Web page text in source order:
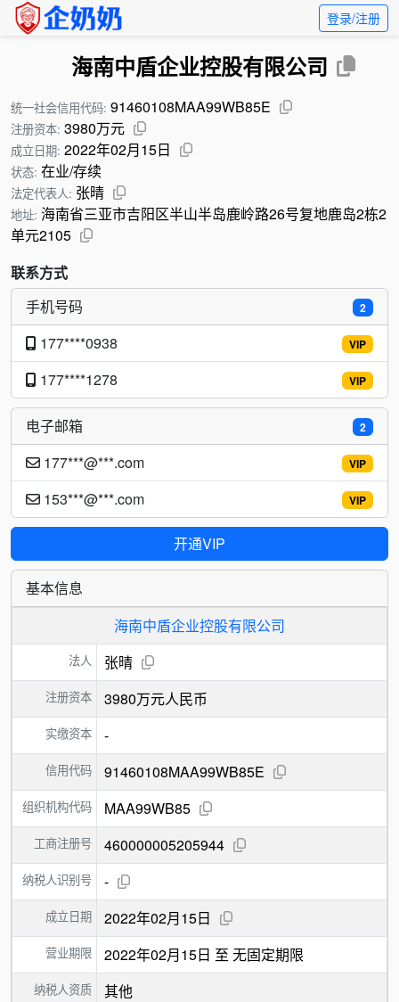
登录/注册
海南中盾企业控股有限公司
统一社会信用代码: 91460108MAA99WB85E
注册资本: 3980万元
成立日期: 2022年02月15日
状态: 在业/存续
法定代表人: 张晴
地址: 海南省三亚市吉阳区半山半岛鹿岭路26号复地鹿岛2栋2
单元2105
联系方式
2
手机号码
VIP
177****0938
VIP
177****1278
2
电子邮箱
VIP
177***@***.com
VIP
153***@***.com
开通VIP
基本信息
海南中盾企业控股有限公司
法人 张晴
注册资本 3980万元人民币
实缴资本 -
信用代码 91460108MAA99WB85E
组织机构代码 MAA99WB85
工商注册号 460000005205944
纳税人识别号 -
成立日期 2022年02月15日
营业期限 2022年02月15日 至 无固定期限
纳税人资质 其他